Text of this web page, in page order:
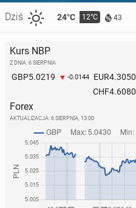
Dziś 24°C 12°C 43
Kurs NBP
Z DNIA: 6 SIERPNIA
GBP5.0219 -0.0144 EUR4.3050
CHF4.6080
Forex
AKTUALIZACJA: 6 SIERPNIA, 13:00